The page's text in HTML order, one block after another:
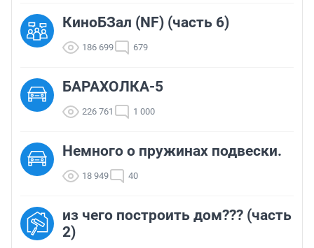
КиноБЗал (NF) (часть 6)
186 699 679
БАРАХОЛКА-5
226 761 1 000
Немного о пружинах подвески.
18 949 40
из чего построить дом??? (часть
2)